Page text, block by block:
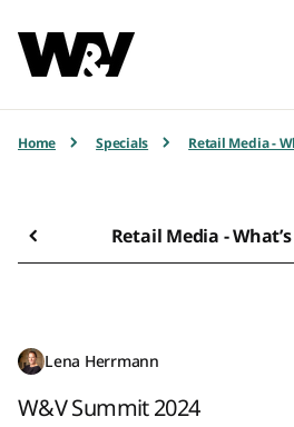
Home Specials Retail Media -
Retail Media -
Lena Herrmann
W&V Summit 2024